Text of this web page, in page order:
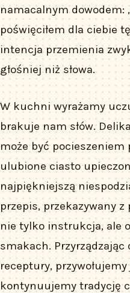
namacalnym dowodem:
poświęciłem dla ciebie
intencja przemienia
głośniej niż słowa.
W kuchni wyrażamy
brakuje nam słów.
może być
ulubione ciasto
najpiękniejszą
przepis, przekazywany
nie tylko instrukcja, ale
smakach. Przyrządzając
receptury,
kontynuujemy tradycję